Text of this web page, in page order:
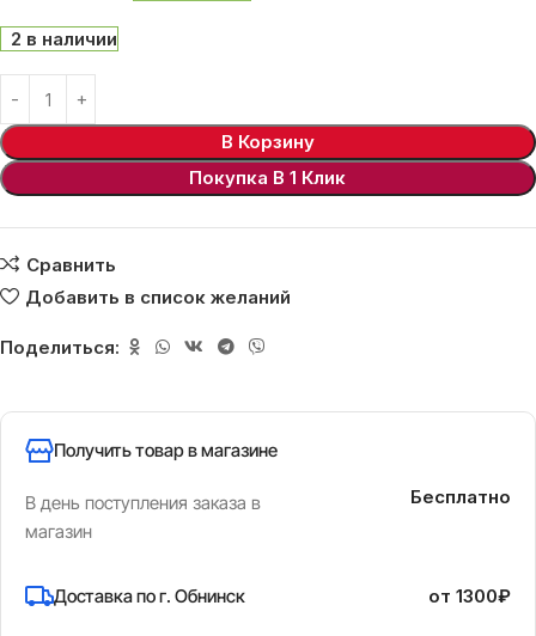
2 в наличии
В Корзину
Покупка В 1 Клик
Сравнить
Добавить в список желаний
Поделиться:
Получить товар в магазине
В день поступления заказа в
магазин
Бесплатно
Доставка по г. Обнинск от 1300₽